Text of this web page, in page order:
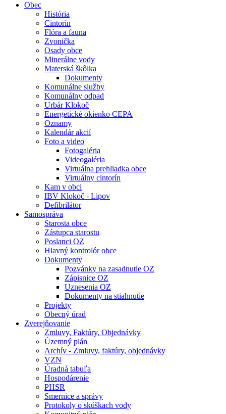
Obec
História
Cintorín
Flóra a fauna
Zvonička
Osady obce
Minerálne vody
Materská škôlka
Dokumenty
Komunálne služby
Komunálny odpad
Urbár Klokoč
Energetické okienko CEPA
Oznamy
Kalendár akcií
Foto a video
Fotogaléria
Videogaléria
Virtuálna prehliadka obce
Virtuálny cintorín
Kam v obci
IBV Klokoč - Lipov
Defibrilátor
Samospráva
Starosta obce
Zástupca starostu
Poslanci OZ
Hlavný kontrolór obce
Dokumenty
Pozvánky na zasadnutie OZ
Zápisnice OZ
Uznesenia OZ
Dokumenty na stiahnutie
Projekty
Obecný úrad
Zverejňovanie
Zmluvy, Faktúry, Objednávky
Územný plán
Archív - Zmluvy, faktúry, objednávky
VZN
Úradná tabuľa
Hospodárenie
PHSR
Smernice a správy
Protokoly o skúškach vody